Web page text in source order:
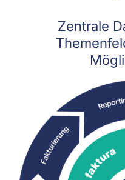
Zentrale